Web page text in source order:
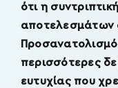
Υπηρεσίες
ότι η
αποτελεσμάτων
περισσότερες
ευτυχίας που